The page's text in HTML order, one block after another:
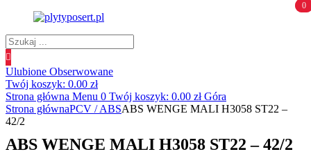
Wyszukiwanie
produktów
0
Ulubione Obserwowane
0
Twój koszyk: 0.00 zł
Strona główna Menu 0 Twój koszyk: 0.00 zł Góra
Strona głównaPCV / ABSABS WENGE MALI H3058 ST22 –
42/2
ABS WENGE MALI H3058 ST22 – 42/2